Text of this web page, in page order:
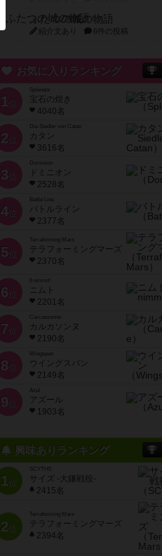
ふたつの城の物語
紹介文あり 6件の投稿
お気に入りランキング
1 位
宝石の煌き
4040名
2 位
Die Siedler von Catan
カタン
3616名
3 位
ドミニオン
2528名
4位
Battle Line
バトルライン
2377名
5 位
Terraforming Mars
テラフォーミングマーズ
2370名
6 位
ニムト
2201名
7 位
Carcassonne
カルカソンヌ
2190名
8 位
Wingspan
ウイングスパン
2149名
9 位
Azul
アズール
1903名
興味ありランキング
1位
SCYTHE
サイズ -大鎌戦役-
2415名
2位
Terraforming Mars
テラフォーミングマーズ
2394名